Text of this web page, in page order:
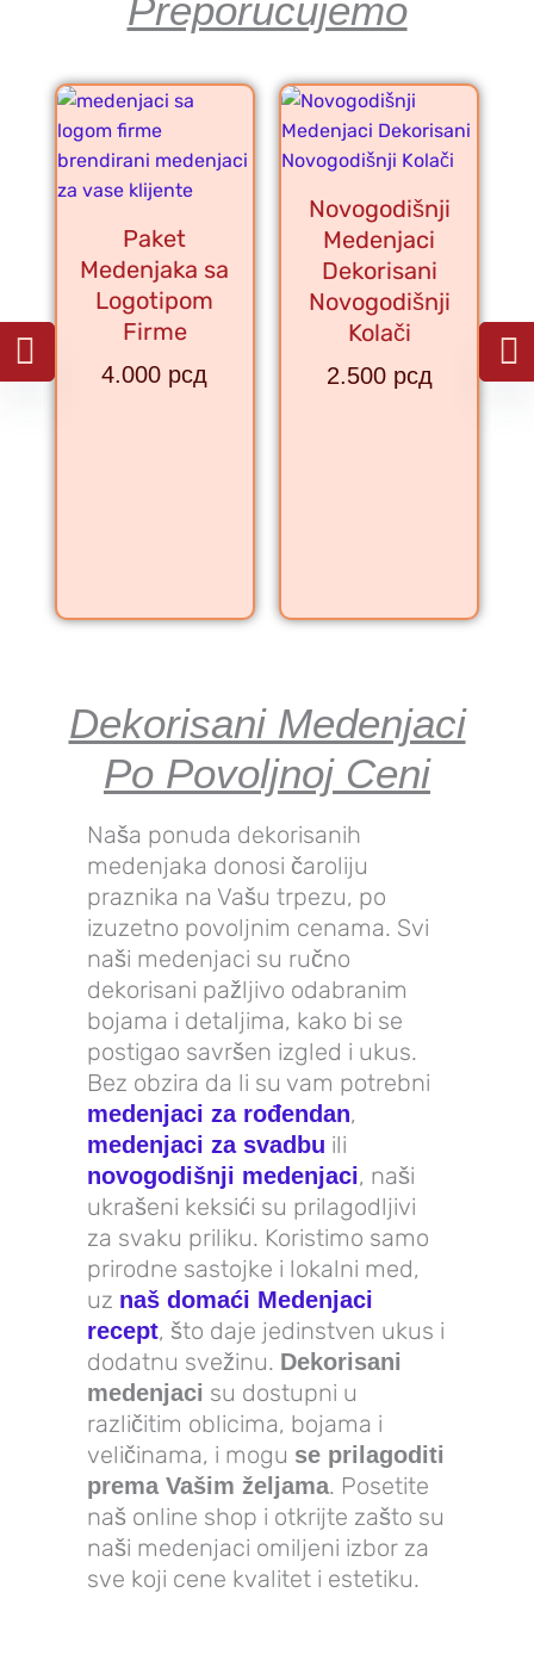
Preporučujemo
Paket
Medenjaka sa
Logotipom
Firme
4.000 рсд
Novogodišnji
Medenjaci
Dekorisani
Novogodišnji
Kolači
2.500 рсд
Dekorisani Medenjaci
Po Povoljnoj Ceni
Naša ponuda dekorisanih
medenjaka donosi čaroliju
praznika na Vašu trpezu, po
izuzetno povoljnim cenama. Svi
naši medenjaci su ručno
dekorisani pažljivo odabranim
bojama i detaljima, kako bi se
postigao savršen izgled i ukus.
Bez obzira da li su vam potrebni
medenjaci za rođendan,
medenjaci za svadbu ili
novogodišnji medenjaci, naši
ukrašeni keksići su prilagodljivi
za svaku priliku. Koristimo samo
prirodne sastojke i lokalni med,
uz naš domaći Medenjaci
recept, što daje jedinstven ukus i
dodatnu svežinu. Dekorisani
medenjaci su dostupni u
različitim oblicima, bojama i
veličinama, i mogu se prilagoditi
prema Vašim željama. Posetite
naš online shop i otkrijte zašto su
naši medenjaci omiljeni izbor za
sve koji cene kvalitet i estetiku.